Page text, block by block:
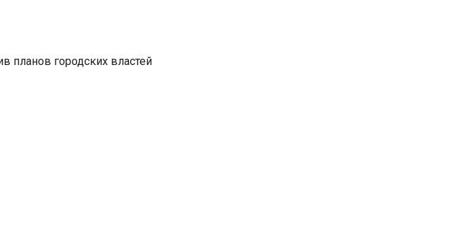
планов городских властей